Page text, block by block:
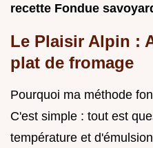
recette Fondue
Le Plaisir Alpin :
plat de fromage
Pourquoi ma méthode
C'est simple : tout est
température et